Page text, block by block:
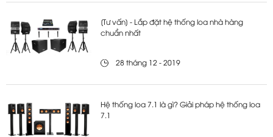
[Tư vấn] - Lắp đặt hệ thống loa nhà hàng
chuẩn nhất
28 tháng 12 - 2019
Hệ thống loa 7.1 là gì? Giải pháp hệ thống loa
7.1